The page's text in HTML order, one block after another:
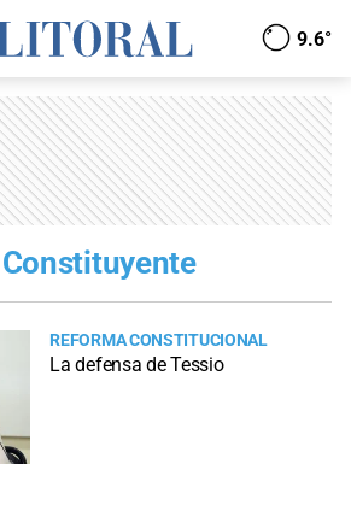
9.6°
REFORMA CONSTITUCIONAL
La defensa de Tessio